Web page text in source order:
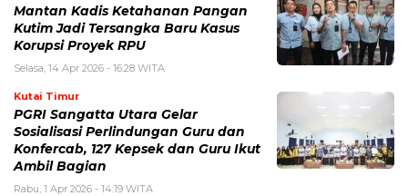
Mantan Kadis Ketahanan Pangan
Kutim Jadi Tersangka Baru Kasus
Korupsi Proyek RPU
Selasa, 14 Apr 2026 - 16:28 WITA
Kutai Timur
PGRI Sangatta Utara Gelar
Sosialisasi Perlindungan Guru dan
Konfercab, 127 Kepsek dan Guru Ikut
Ambil Bagian
Rabu, 1 Apr 2026 - 14:19 WITA